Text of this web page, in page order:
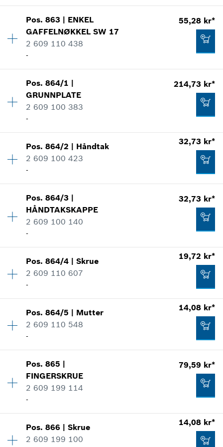
14,08 kr*
214,73 kr*
*Anviste priser er netto priser. Eksl. Moms
Prisgruppe:10
Reservedelsinformasjoner
Pos.863 | ENKEL
GAFFELNØKKEL SW 17
2 609 110 438
-
55,28 kr*
Prisgruppe :
Reservedelsinformasjoner
55,28 kr*
*Anviste priser er netto priser. Eksl. Moms
Pos.864/1 |
GRUNNPLATE
2 609 100 383
-
214,73 kr*
Prisgruppe : 29
214,73 kr*
*Anviste priser er netto priser. Eksl. Moms
Pos.864/2 | Håndtak
2 609 100 423
-
32,73 kr*
Prisgruppe :
Reservedelsinformasjoner
32,73 kr*
*Anviste priser er netto priser. Eksl. Moms
Pos.864/3 |
HÅNDTAKSKAPPE
2 609 100 140
-
32,73 kr*
Kvantitet 1
Prisgruppe:15
Bruksinformasjon
Vis som bilde
32,73 kr*
Pos.864/4 |Skrue
2 609 110 607
-
19,72 kr*
Kvantitet 1
Prisgruppe:12
Bruksinformasjon
Vis som bilde
19,72 kr*
Pos.864/5 | Mutter
2 609 110 548
-
14,08 kr*
Prisgruppe
Reservedelsinformasjoner
Pos.865 |
FINGERSKRUE
2 609 199 114
-
79,59 kr*
Kvantitet
2
Prisgruppe:21
Pos.866 |Skrue
2 609 199 100
14,08 kr*